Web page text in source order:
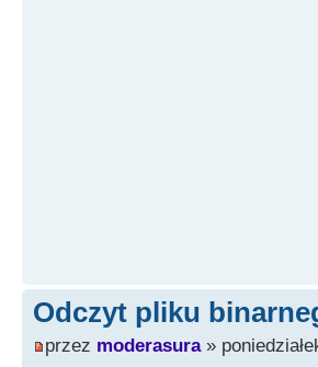
Odczyt pliku
przez moderasura»